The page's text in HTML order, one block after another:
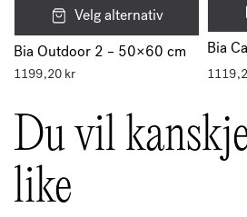
Velg alternativ
Bia Outdoor 2 – 50×60 cm
1199,20 kr
Bia
Du vil
like